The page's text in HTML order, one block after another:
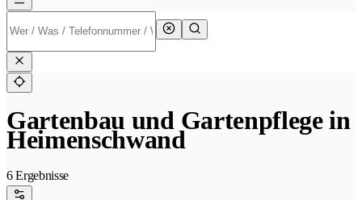
Gartenbau und Gartenpflege in
Heimenschwand
6 Ergebnisse